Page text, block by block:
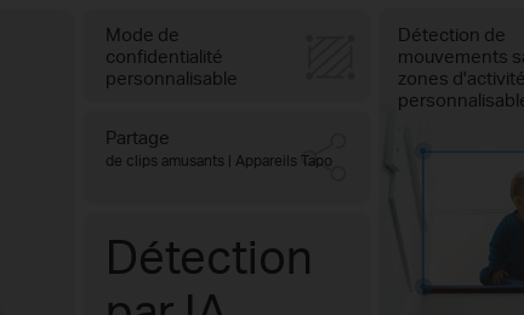
Mode de
confidentialité
personnalisable
Partage
de clips amusants | Appareils Tapo
Détection
Détection de
mouvements
zones d'activité